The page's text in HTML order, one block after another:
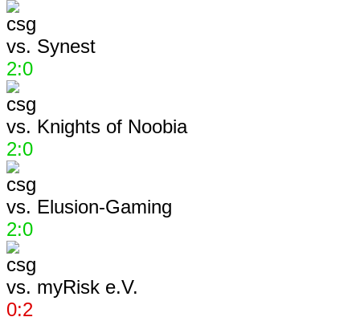
vs. Synest
2:0
vs. Knights of Noobia
2:0
vs. Elusion-Gaming
2:0
vs. myRisk e.V.
0:2